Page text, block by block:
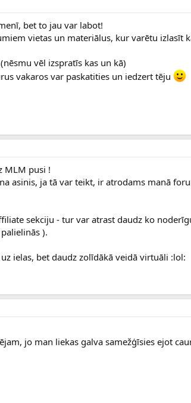
bet to jau var labot!
vietas un materiālus, kur varētu izlasīt
vēl izspratīs kas un kā)
vakaros var paskatities un iedzert tēju
MLM pusi !
asinis, ja tā var teikt, ir atrodams manā
sekciju - tur var atrast daudz ko
).
ielas, bet daudz zolīdākā veidā virtuāli :lol:
jo man liekas galva samežģīsies ejot